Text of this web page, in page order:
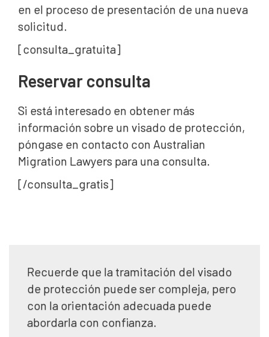
en el proceso de presentación de una nueva
solicitud.
[consulta_gratuita]
Reservar consulta
Si está interesado en obtener más
información sobre un visado de protección,
póngase en contacto con Australian
Migration Lawyers para una consulta.
[/consulta_gratis]
Recuerde que la tramitación del visado
de protección puede ser compleja, pero
con la orientación adecuada puede
abordarla con confianza.